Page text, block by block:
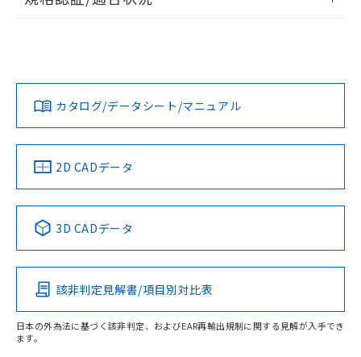
タイムチャート
上、n: 18mm以上
検出領域
ログイン/会員登録
ダウンロードデータをご利用いただく前に、以下を必ずお読
みください。
ソフトウェアの使用条件
EU RoHS 注意事項・凡例
対応済み
中国 RoHS 注意事項・凡例
Pb Hg Cd Cr(VI)
O
LR型式承認
（イギリス
船舶規格）
DNV型式承認
（ノルウェー
BV型式承認
（フランス
KR型式
（韓国
No No No No
この製品の規格認証/適合状況ページへ
その他の認証はこちらのページからご検索ください
カタログ/データシート/マニュアル
2D CADデータ
3D CADデータ
該非判定見解書/項目別対比表
日本の外為法に基づく該非判定、およびEAR再輸出規制に関する見解が入手でき
ます。